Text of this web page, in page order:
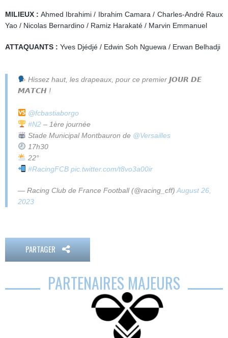
MILIEUX : Ahmed Ibrahimi / Ibrahim Camara / Charles-André Raux
Yao / Nicolas Bernardino / Ramiz Harakaté / Marvin Emmanuel
ATTAQUANTS : Yves Djédjé / Edwin Soh Nguewa / Erwan Belhadji
Hissez haut, les drapeaux, pour ce premier 𝙅𝙊𝙐𝙍 𝘿𝙀
𝙈𝘼𝙏𝘾𝙃 !
@fcbastiaborgo
#N2– 1ère journée
Stade Municipal Montbauron de @Versailles
17h30
22°
#RacingFCB pic.twitter.com/t8vo3a00ir
— Racing Club de France Football (@racing_cff) August 26,
2023
PARTAGER
PARTENAIRES MAJEURS